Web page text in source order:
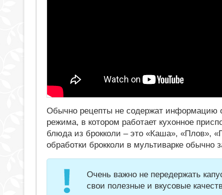
Обычно рецепты не содержат информацию
режима, в котором работает кухонное
блюда из брокколи – это «Каша», «Плов»,
обработки брокколи в мультиварке обычно
Очень важно не передержать
свои полезные и вкусовые